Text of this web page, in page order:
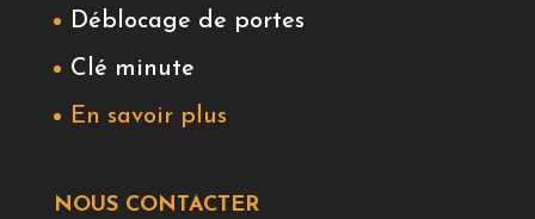
Déblocage de portes
Clé minute
En savoir plus
NOUS CONTACTER